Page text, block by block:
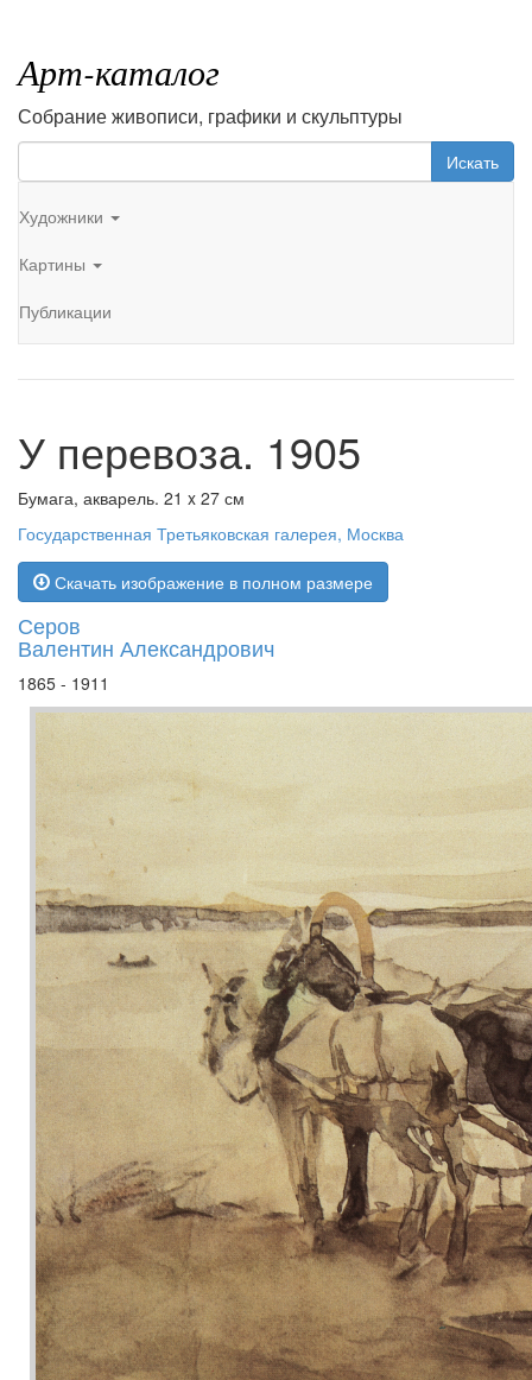
Арт-каталог
Собрание живописи, графики и скульптуры
Искать
Художники
Картины
Публикации
У перевоза. 1905
Бумага, акварель. 21 x 27 см
Государственная Третьяковская галерея, Москва
Скачать изображение в полном размере
Серов
Валентин Александрович
1865 - 1911